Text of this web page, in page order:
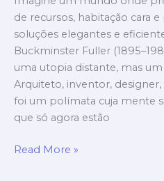
de recursos, habitação cara
soluções elegantes e
Buckminster Fuller
uma utopia distante, mas
Arquiteto, inventor,
foi um polímata cuja mente
que só agora estão
Antes
Todos
Read More »